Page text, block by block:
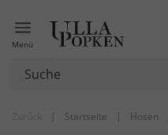
Menü
| Startseite | Hosen